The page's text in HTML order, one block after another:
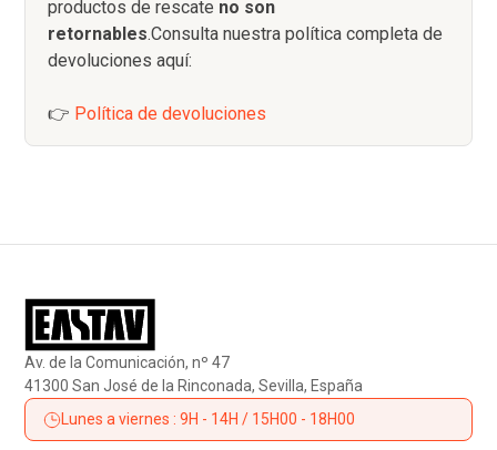
productos de rescate no son
retornables.Consulta nuestra política completa de
devoluciones aquí:
👉 Política de devoluciones
Av. de la Comunicación, nº 47
41300 San José de la Rinconada, Sevilla, España
Lunes a viernes : 9H - 14H / 15H00 - 18H00